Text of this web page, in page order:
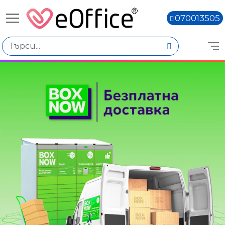
070013505
Избери по
Цена
€0.00 - €4.00
€8.02 - €12.01
€12.03 - €16.02
€16.04 - €20.03
Марка
Bluering
Centropen
Edding
Faber-Castell